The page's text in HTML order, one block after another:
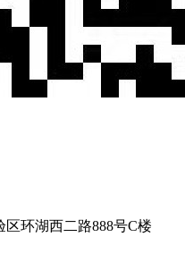
环湖西二路888号C楼